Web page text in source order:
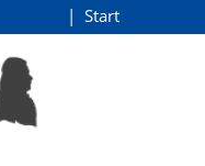
Start